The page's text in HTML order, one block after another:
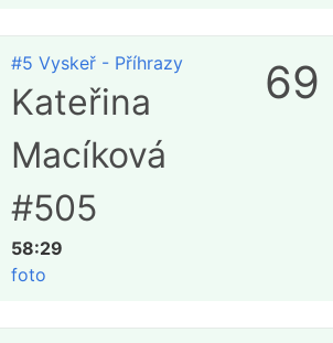
#5 Vyskeř - Příhrazy
Kateřina
Macíková
#505
58:29
foto
69